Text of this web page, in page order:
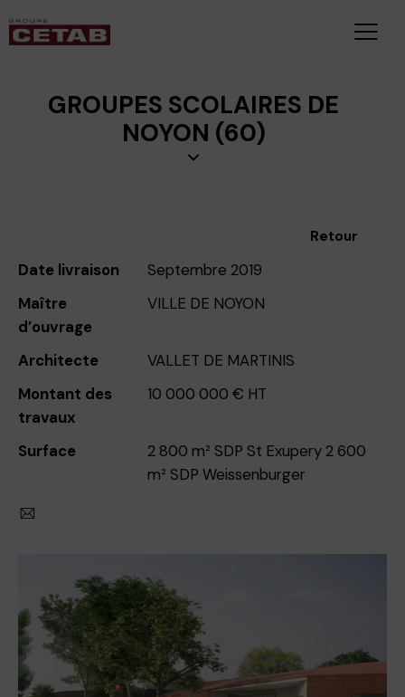
GROUPES SCOLAIRES DE
NOYON (60)
Date livraison
Septembre 2019
Maître
d’ouvrage
VILLE DE NOYON
Architecte
VALLET DE MARTINIS
Montant des
travaux
10 000 000 € HT
Surface
2 800 m² SDP St Exupery 2 600
m² SDP Weissenburger
Retour